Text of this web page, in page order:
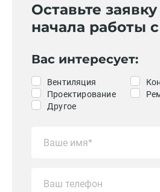
Оставьте
начала работы
Вас интересует:
Вентиляция
Проектирование
Другое